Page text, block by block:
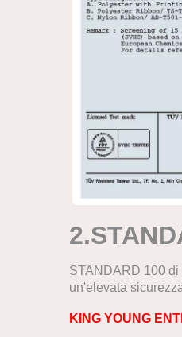
2.
STANDARD 100
un'elevata
KING YOUNG